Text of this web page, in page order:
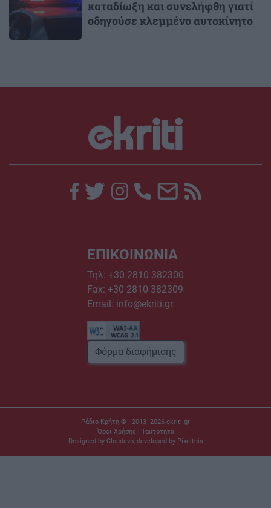
καταδίωξη και συνελήφθη γιατί
οδηγούσε κλεμμένο αυτοκίνητο
ΕΠΙΚΟΙΝΩΝΙΑ
Τηλ: +30 2810 382300
Fax: +30 2810 382309
Email: info@ekriti.gr
Φόρμα διαφήμισης
Ράδιο Κρήτη © | 2013 -2026 ekriti.gr
Όροι Χρήσης
Ταυτότητα
Designed by Cloudevo, developed by Pixelthis